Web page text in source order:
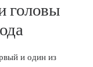
головы
и один из